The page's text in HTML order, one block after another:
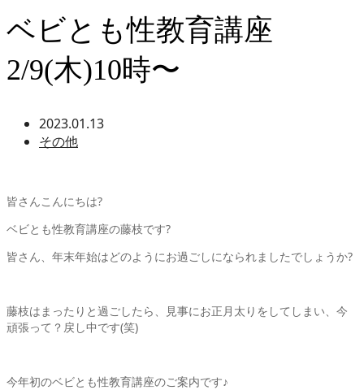
ベビとも性教育講座
2/9(木)10時〜
2023.01.13
その他
皆さんこんにちは?
ベビとも性教育講座の藤枝です?
皆さん、年末年始はどのようにお過ごしになられましたでしょうか?
藤枝はまったりと過ごしたら、見事にお正月太りをしてしまい、今
頑張って？戻し中です(笑)
今年初のベビとも性教育講座のご案内です♪